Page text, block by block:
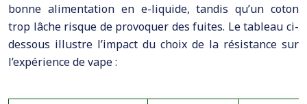
bonne alimentation en e-liquide, tandis qu’un coton
trop lâche risque de provoquer des fuites. Le tableau ci-
dessous illustre l’impact du choix de la résistance sur
l’expérience de vape :